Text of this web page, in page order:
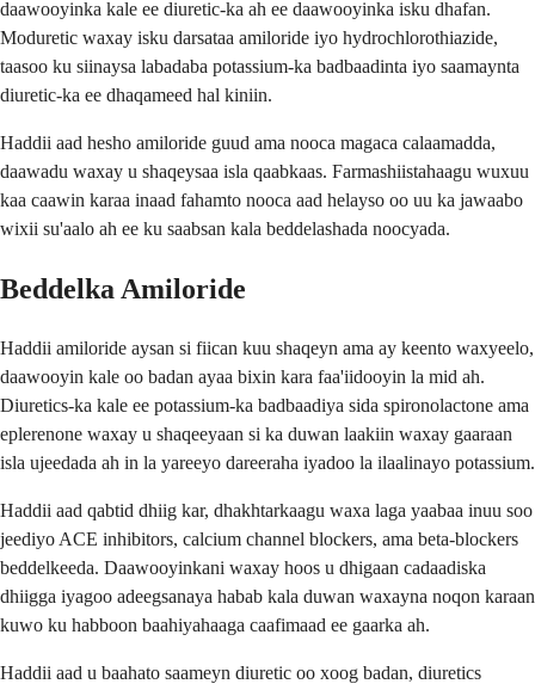
daawooyinka kale ee diuretic-ka ah ee daawooyinka isku dhafan.
Moduretic waxay isku darsataa amiloride iyo hydrochlorothiazide,
taasoo ku siinaysa labadaba potassium-ka badbaadinta iyo saamaynta
diuretic-ka ee dhaqameed hal kiniin.
Haddii aad hesho amiloride guud ama nooca magaca calaamadda,
daawadu waxay u shaqeysaa isla qaabkaas. Farmashiistahaagu wuxuu
kaa caawin karaa inaad fahamto nooca aad helayso oo uu ka jawaabo
wixii su'aalo ah ee ku saabsan kala beddelashada noocyada.
Beddelka Amiloride
Haddii amiloride aysan si fiican kuu shaqeyn ama ay keento waxyeelo,
daawooyin kale oo badan ayaa bixin kara faa'iidooyin la mid ah.
Diuretics-ka kale ee potassium-ka badbaadiya sida spironolactone ama
eplerenone waxay u shaqeeyaan si ka duwan laakiin waxay gaaraan
isla ujeedada ah in la yareeyo dareeraha iyadoo la ilaalinayo potassium.
Haddii aad qabtid dhiig kar, dhakhtarkaagu waxa laga yaabaa inuu soo
jeediyo ACE inhibitors, calcium channel blockers, ama beta-blockers
beddelkeeda. Daawooyinkani waxay hoos u dhigaan cadaadiska
dhiigga iyagoo adeegsanaya habab kala duwan waxayna noqon karaan
kuwo ku habboon baahiyahaaga caafimaad ee gaarka ah.
Haddii aad u baahato saameyn diuretic oo xoog badan, diuretics